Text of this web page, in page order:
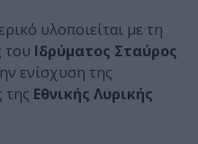
υλοποιείται με τη
του Ιδρύματος Σταύρος
ενίσχυση της
της Εθνικής Λυρικής